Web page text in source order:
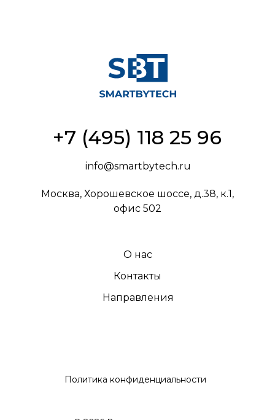
+7 (495) 118 25 96
info@smartbytech.ru
Москва, Хорошевское шоссе, д.38, к.1,
офис 502
Политика конфиденциальности
О нас
Контакты
Направления